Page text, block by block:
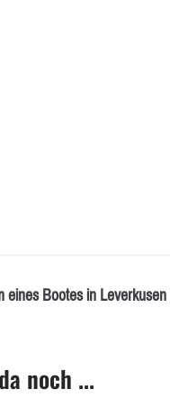
eines Bootes in Leverkusen
noch ...